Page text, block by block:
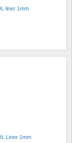
liner 1mm
Liner 1mm